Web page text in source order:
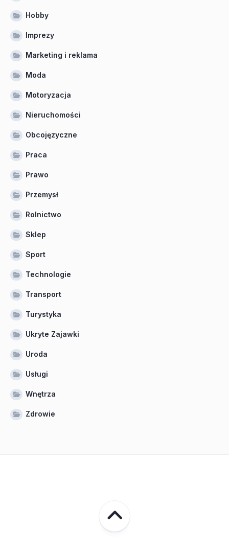
Hobby
Imprezy
Marketing i reklama
Moda
Motoryzacja
Nieruchomości
Obcojęzyczne
Praca
Prawo
Przemysł
Rolnictwo
Sklep
Sport
Technologie
Transport
Turystyka
Ukryte Zajawki
Uroda
Usługi
Wnętrza
Zdrowie